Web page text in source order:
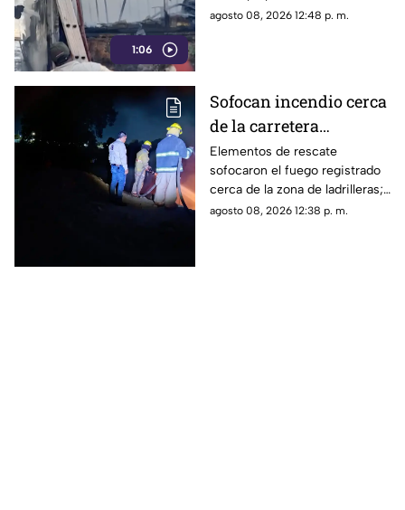
1:06
Torreón. La falta de
agosto 08, 2026 12:48 p. m.
Sofocan incendio cerca
de la carretera
Matamoros-Torreón:
IMÁGENES
Elementos de rescate
sofocaron el fuego registrado
cerca de la zona de ladrilleras;
no se reportaron personas
agosto 08, 2026 12:38 p. m.